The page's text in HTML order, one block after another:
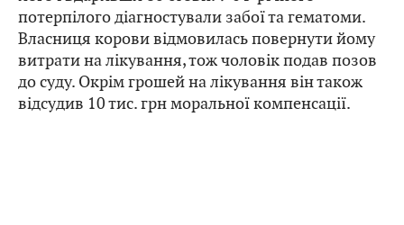
потерпілого діагностували забої та гематоми.
Власниця корови відмовилась повернути йому
витрати на лікування, тож чоловік подав позов
до суду. Окрім грошей на лікування він також
відсудив 10 тис. грн моральної компенсації.